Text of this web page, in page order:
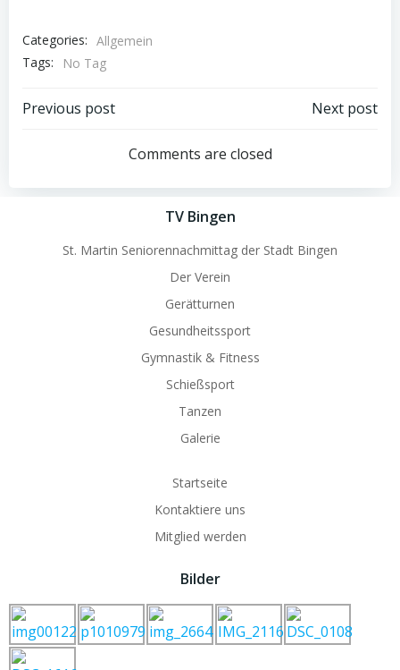
Categories: Allgemein
Tags:
No Tag
Post
navigation
Previous post
navigation
Next post
Comments are closed
TV Bingen
St. Martin Seniorennachmittag der Stadt Bingen
Der Verein
Gerätturnen
Gesundheitssport
Gymnastik & Fitness
Schießsport
Tanzen
Galerie
Startseite
Kontaktiere uns
Mitglied werden
Bilder